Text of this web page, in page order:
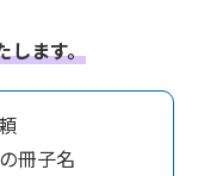
します。
冊子名